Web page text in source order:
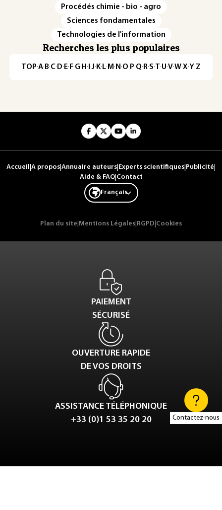
Contactez-nous
Procédés chimie - bio - agro
Sciences fondamentales
Technologies de l'information
Recherches les plus populaires
TOP·A·B·C· D· E· F·G· H · ·J· K· L· M · N ·O· P·Q· R·S·T·U·V·W·X·Y·Z
Accueil A propos Annuaire auteurs Experts scientifiques Publicité
Aide & FAQ| Contact
Français
Plan du site Mentions Légales RGPD Cookies
PAIEMENT
SÉCURISÉ
OUVERTURE RAPIDE
DE VOS DROITS
ASSISTANCE TÉLÉPHONIQUE
+33 (0)1 53 35 20 20